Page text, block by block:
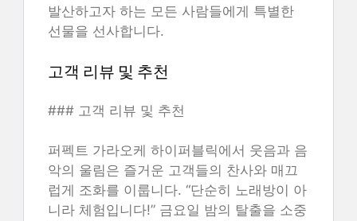
발산하고자 하는 모든 사람들에게 특별한
선물을 선사합니다.
고객 리뷰 및 추천
### 고객 리뷰 및 추천
퍼펙트 가라오케 하이퍼블릭에서 웃음과 음
악의 울림은 즐거운 고객들의 찬사와 매끄
럽게 조화를 이룹니다. “단순히 노래방이 아
니라 체험입니다!” 금요일 밤의 탈출을 소중